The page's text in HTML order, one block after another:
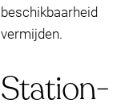
beschikbaarheid
vermijden.
Station-